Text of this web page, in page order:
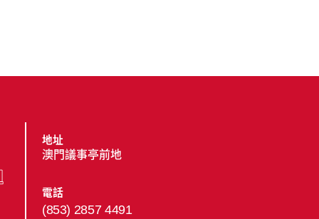
地址
澳門議事亭前地
電話
(853) 2857 4491